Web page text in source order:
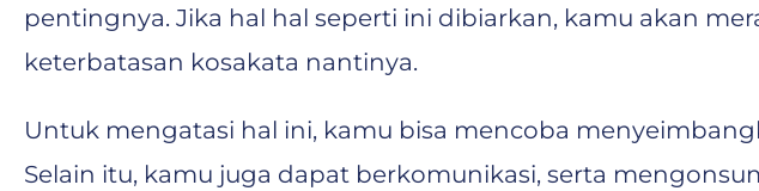
pentingnya. Jika hal hal seperti ini dibiarkan, kamu akan
keterbatasan kosakata nantinya.
Untuk mengatasi hal ini, kamu bisa mencoba
Selain itu, kamu juga dapat berkomunikasi, serta